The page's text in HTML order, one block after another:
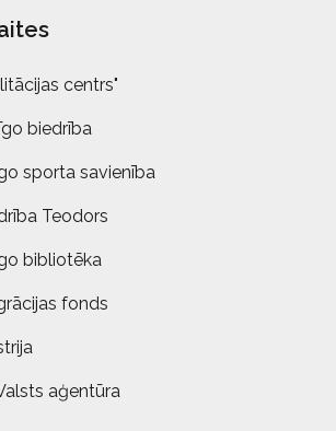
centrs"
biedrība
sporta savienība
Teodors
bibliotēka
fonds
aģentūra